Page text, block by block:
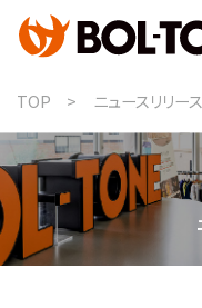
MUNTER
MUNTERのミッ
MUNTERのライ
MUNTERのオー
TOP ニュースリリース